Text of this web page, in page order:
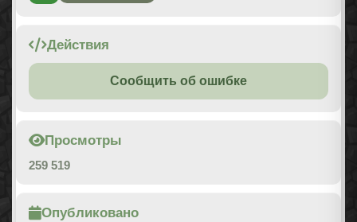
Действия
Сообщить об ошибке
Просмотры
259 519
Опубликовано